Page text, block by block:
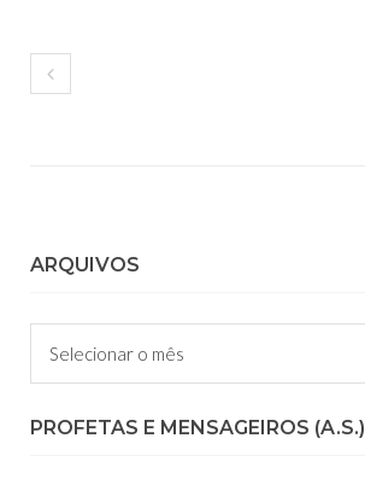
ARQUIVOS
Arquivos
PROFETAS E MENSAGEIROS (A.S.)